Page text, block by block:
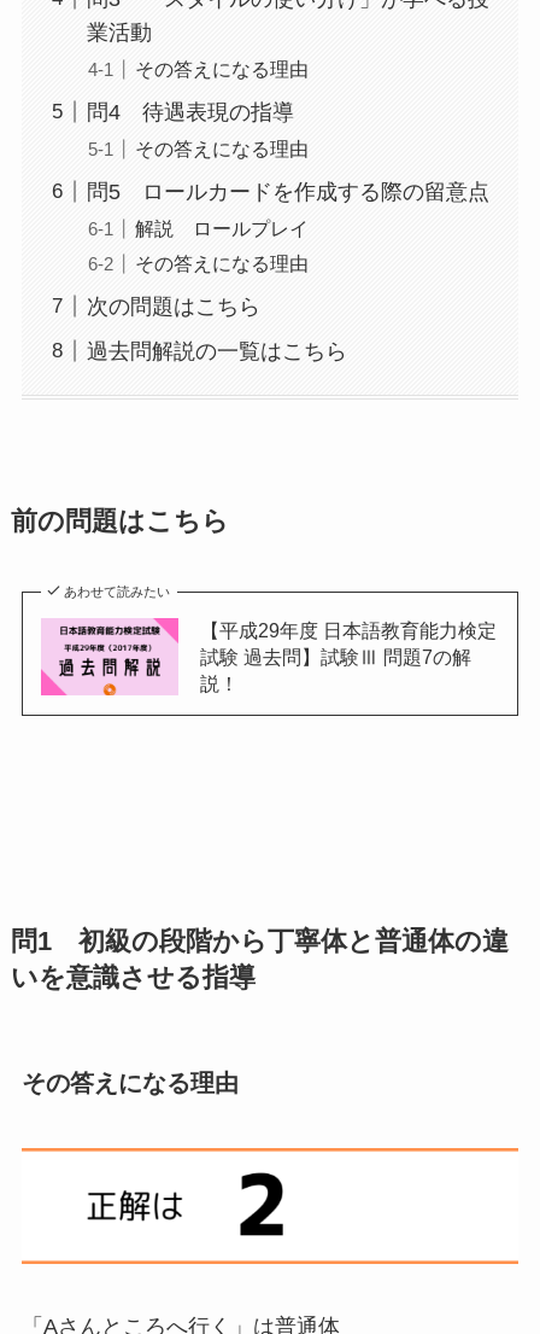
業活動
その答えになる理由
問4 待遇表現の指導
その答えになる理由
問5 ロールカードを作成する際の留意点
解説 ロールプレイ
その答えになる理由
次の問題はこちら
過去問解説の一覧はこちら
前の問題はこちら
あわせて読みたい
【平成29年度 日本語教育能力検定
試験 過去問】試験Ⅲ 問題7の解
説！
問1 初級の段階から丁寧体と普通体の違
いを意識させる指導
その答えになる理由
「Aさんところへ行く 」は普通体